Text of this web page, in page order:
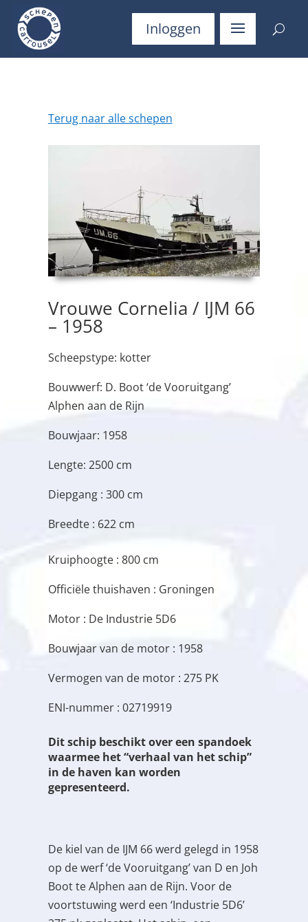
Inloggen
Terug naar alle schepen
Vrouwe Cornelia / IJM 66
– 1958
Scheepstype: kotter
Bouwwerf: D. Boot ‘de Vooruitgang’
Alphen aan de Rijn
Bouwjaar: 1958
Lengte: 2500 cm
Diepgang : 300 cm
Breedte : 622 cm
Kruiphoogte : 800 cm
Officiële thuishaven : Groningen
Motor : De Industrie 5D6
Bouwjaar van de motor : 1958
Vermogen van de motor : 275 PK
ENI-nummer : 02719919
Dit schip beschikt over een spandoek
waarmee het “verhaal van het schip”
in de haven kan worden
gepresenteerd.
De kiel van de IJM 66 werd gelegd in 1958
op de werf ‘de Vooruitgang’ van D en Joh
Boot te Alphen aan de Rijn. Voor de
voortstuwing werd een ‘Industrie 5D6’